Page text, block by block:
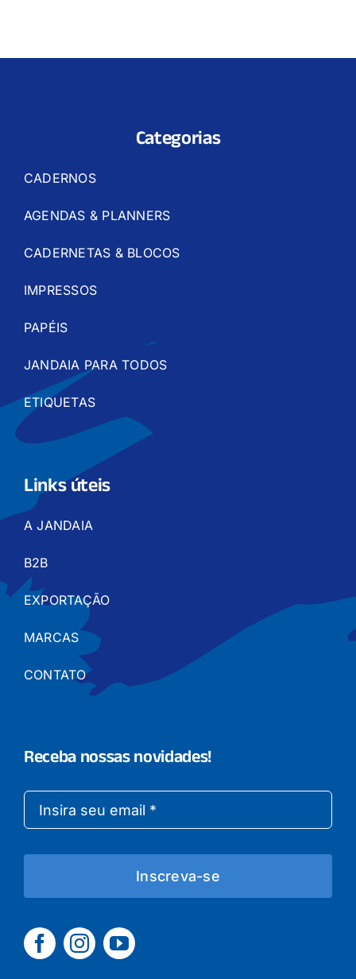
Categorias
CADERNOS
AGENDAS & PLANNERS
CADERNETAS & BLOCOS
IMPRESSOS
PAPÉIS
JANDAIA PARA TODOS
ETIQUETAS
Links úteis
A JANDAIA
B2B
EXPORTAÇÃO
MARCAS
CONTATO
Receba nossas novidades!
Inscreva-se